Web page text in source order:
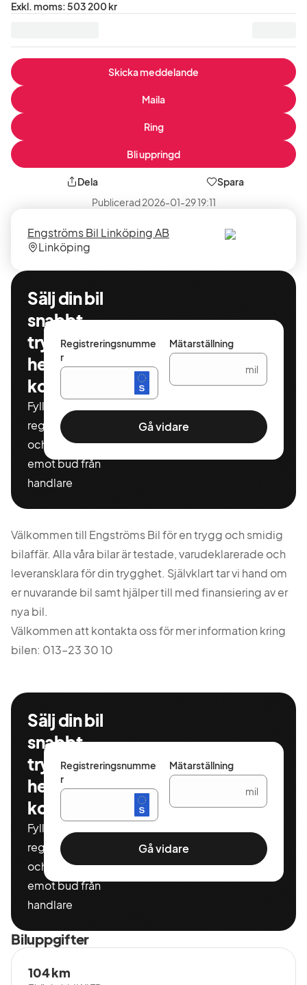
Exkl. moms:Pris
503 200 kr
Skicka meddelande
Maila
Ring
Bli uppringd
Dela
Spara
Publicerad2026-01-29 19:11
Säljare
Engströms Bil Linköping AB
Säljarens
plats
Linköping
Sälj din bil
snabbt,
tryggt och
helt
kostnadsfritt
Fyll i ditt
registeringnummer
och miltal för att ta
emot bud från
handlare
Registreringsnumme
r
Mätarställning
mil
Gå vidare
Välkommen till Engströms Bil för en trygg och smidig
bilaffär. Alla våra bilar är testade, varudeklarerade och
leveransklara för din trygghet. Självklart tar vi hand om
er nuvarande bil samt hjälper till med finansiering av er
nya bil.
Välkommen att kontakta oss för mer information kring
bilen: 013–23 30 10
Sälj din bil
snabbt,
tryggt och
helt
kostnadsfritt
Fyll i ditt
registeringnummer
och miltal för att ta
emot bud från
handlare
Registreringsnumme
r
Mätarställning
mil
Gå vidare
Biluppgifter
104 km